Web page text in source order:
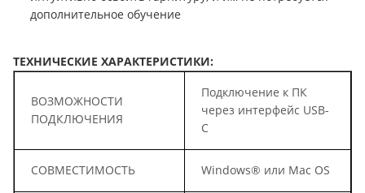
дополнительное обучение
ТЕХНИЧЕСКИЕ ХАРАКТЕРИСТИКИ:
ВОЗМОЖНОСТИ
ПОДКЛЮЧЕНИЯ
Подключение к ПК
через интерфейс USB-
C
СОВМЕСТИМОСТЬ Windows® или Mac OS